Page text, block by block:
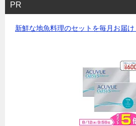
PR
新鮮な地魚料理のセットを毎月お届け